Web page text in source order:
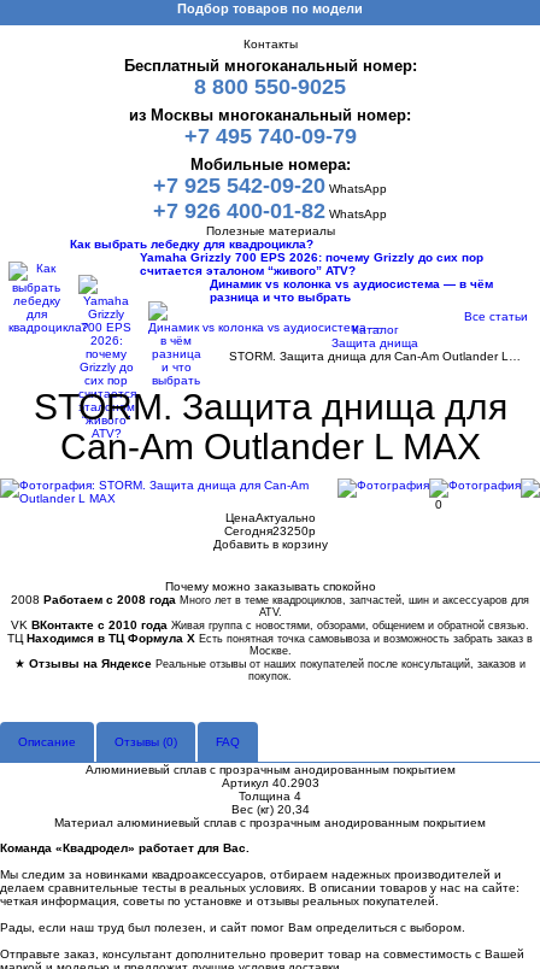
Подбор товаров по модели
Контакты
Бесплатный многоканальный номер:
8 800 550-9025
из Москвы многоканальный номер:
+7 495 740-09-79
Мобильные номера:
+7 925 542-09-20 WhatsApp
+7 926 400-01-82 WhatsApp
Полезные материалы
Как выбрать лебедку для квадроцикла?
Yamaha Grizzly 700 EPS 2026: почему Grizzly до сих пор
считается эталоном “живого” ATV?
Динамик vs колонка vs аудиосистема — в чём
разница и что выбрать
Все статьи
Каталог
Защита днища
STORM. Защита днища для Сan-Am Outlander L…
STORM. Защита днища для
Сan-Am Outlander L MAX
0
ЦенаАктуально
Сегодня23250p
Добавить в корзину
Почему можно заказывать спокойно
2008 Работаем с 2008 года Много лет в теме квадроциклов, запчастей, шин и аксессуаров для
ATV.
VK ВКонтакте с 2010 года Живая группа с новостями, обзорами, общением и обратной связью.
ТЦ Находимся в ТЦ Формула Х Есть понятная точка самовывоза и возможность забрать заказ в
Москве.
★ Отзывы на Яндексе Реальные отзывы от наших покупателей после консультаций, заказов и
покупок.
Описание Отзывы (0) FAQ
Алюминиевый сплав с прозрачным анодированным покрытием
Артикул 40.2903
Толщина 4
Вес (кг) 20,34
Материал алюминиевый сплав с прозрачным анодированным покрытием
Команда «Квадродел» работает для Вас.
Мы следим за новинками квадроаксессуаров, отбираем надежных производителей и
делаем сравнительные тесты в реальных условиях. В описании товаров у нас на сайте:
четкая информация, советы по установке и отзывы реальных покупателей.
Рады, если наш труд был полезен, и сайт помог Вам определиться с выбором.
Отправьте заказ, консультант дополнительно проверит товар на совместимость с Вашей